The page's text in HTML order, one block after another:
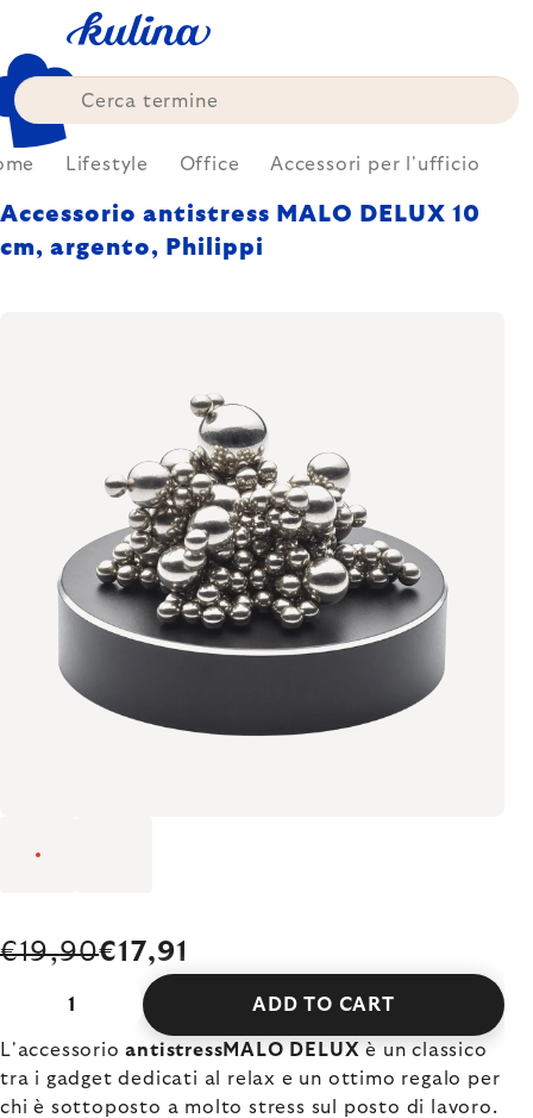
content
Lifestyle Office Accessori per l'ufficio
Accessorio antistress MALO DELUX 10
cm, argento, Philippi
€19,90€17,91
ADD TO CART
L'accessorioantistressMALO DELUXè un classico
tra i gadget dedicati al relax e un ottimo regalo per
chi è sottoposto a molto stress sul posto di lavoro.